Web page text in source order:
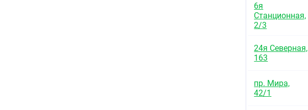
6я
Станционная,
2/3
24я Северная,
163
пр. Мира,
42/1